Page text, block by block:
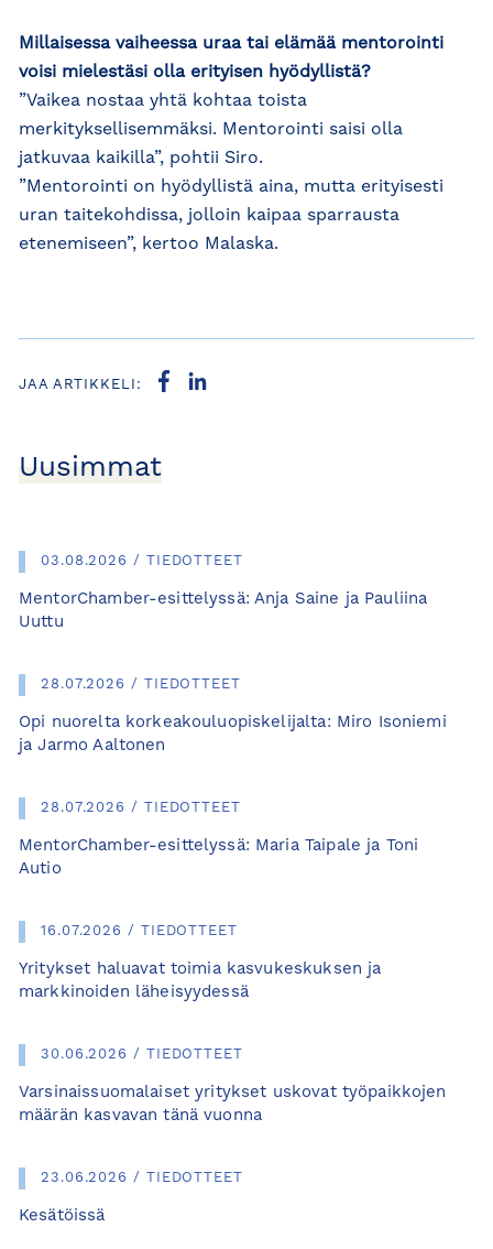
Uusimmat
03.08.2026 / TIEDOTTEET
MentorChamber-esittelyssä: Anja Saine ja Pauliina
Uuttu
28.07.2026 / TIEDOTTEET
Opi nuorelta korkeakouluopiskelijalta: Miro Isoniemi
ja Jarmo Aaltonen
28.07.2026 / TIEDOTTEET
MentorChamber-esittelyssä: Maria Taipale ja Toni
Autio
16.07.2026 / TIEDOTTEET
Yritykset haluavat toimia kasvukeskuksen ja
markkinoiden läheisyydessä
30.06.2026 / TIEDOTTEET
Varsinaissuomalaiset yritykset uskovat työpaikkojen
määrän kasvavan tänä vuonna
23.06.2026 / TIEDOTTEET
Kesätöissä
Millaisessa vaiheessa uraa tai elämää mentorointi
voisi mielestäsi olla erityisen hyödyllistä?
”Vaikea nostaa yhtä kohtaa toista
merkityksellisemmäksi. Mentorointi saisi olla
jatkuvaa kaikilla”, pohtii Siro.
”Mentorointi on hyödyllistä aina, mutta erityisesti
uran taitekohdissa, jolloin kaipaa sparrausta
etenemiseen”, kertoo Malaska.
JAA ARTIKKELI: